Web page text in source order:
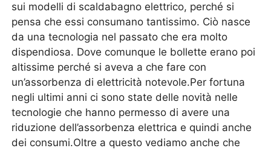
sui modelli di scaldabagno elettrico, perché si
pensa che essi consumano tantissimo. Ciò nasce
da una tecnologia nel passato che era molto
dispendiosa. Dove comunque le bollette erano poi
altissime perché si aveva a che fare con
un’assorbenza di elettricità notevole.Per fortuna
negli ultimi anni ci sono state delle novità nelle
tecnologie che hanno permesso di avere una
riduzione dell’assorbenza elettrica e quindi anche
dei consumi.Oltre a questo vediamo anche che